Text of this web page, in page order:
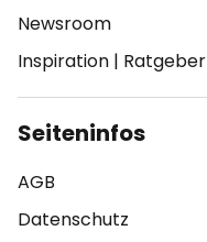
Newsroom
Inspiration | Ratgeber
Seiteninfos
AGB
Datenschutz